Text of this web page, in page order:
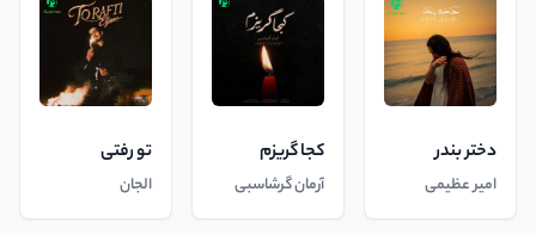
دختر بندر
امیر عظیمی
کجا گریزم
آرمان گرشاسبی
تو رفتی
الجان